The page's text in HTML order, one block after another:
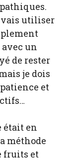
vais utiliser
avec un
de rester
je dois
et
était en
méthode
fruits et